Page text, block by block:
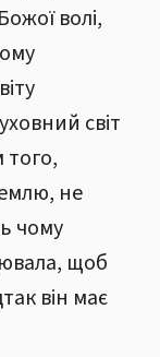
волі,
світ
не
чому
щоб
він має